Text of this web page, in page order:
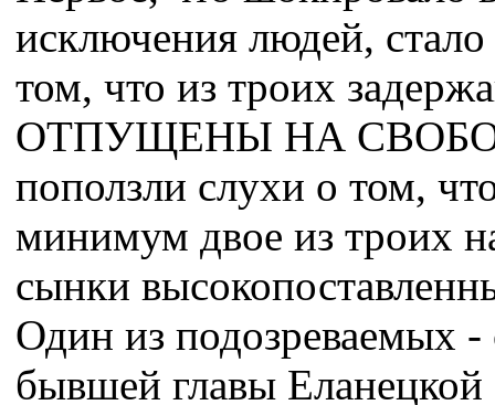
исключения людей, стало
том, что из троих
ОТПУЩЕНЫ НА
поползли слухи о том,
минимум двое из троих
сынки
Один из подозреваемых
бывшей главы Еланецкой